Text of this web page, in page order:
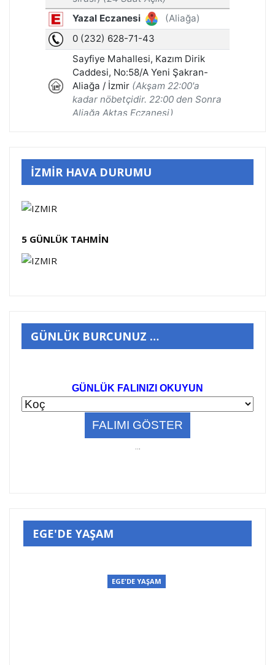
İZMİR HAVA DURUMU
5 GÜNLÜK TAHMİN
GÜNLÜK BURCUNUZ …
GÜNLÜK FALINIZI OKUYUN
...
EGE'DE YAŞAM
EGE'DE YAŞAM